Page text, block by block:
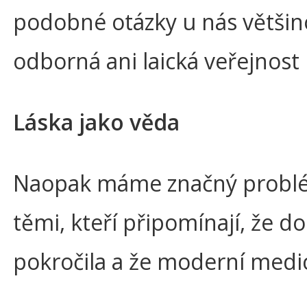
podobné otázky u nás
odborná ani laická veřejnost
Láska jako věda
Naopak máme značný
těmi, kteří připomínají, že
pokročila a že moderní